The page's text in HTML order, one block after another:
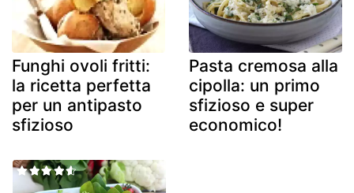
Funghi ovoli fritti:
la ricetta perfetta
per un antipasto
sfizioso
Pasta cremosa alla
cipolla: un primo
sfizioso e super
economico!